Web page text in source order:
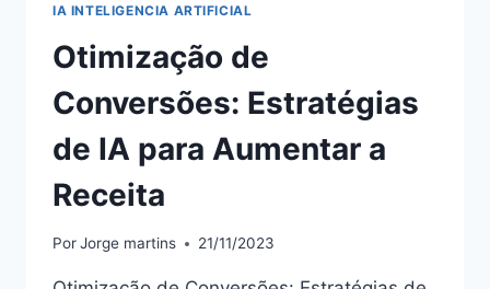
IA INTELIGENCIA ARTIFICIAL
Otimização de
Conversões: Estratégias
de IA para Aumentar a
Receita
PorJorge martins 21/11/2023